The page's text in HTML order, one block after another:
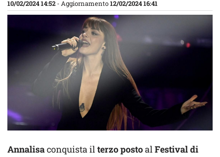
10/02/2024 14:52 - Aggiornamento12/02/2024 16:41
Annalisaconquista il terzo postoal Festival di